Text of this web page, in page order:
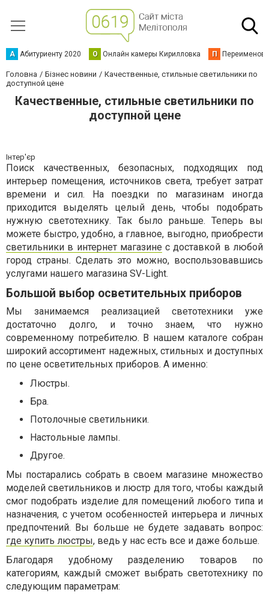
А Абитуриенту 2020 О Онлайн камеры Кирилловка П
Головна Бізнес новини
Качественные, стильные светильники по
доступной цене
Качественные, стильные светильники по
доступной цене
Інтер'єр
Поиск качественных, безопасных, подходящих под
интерьер помещения, источников света, требует затрат
времени и сил. На поездки по магазинам иногда
приходится выделять целый день, чтобы подобрать
нужную светотехнику. Так было раньше. Теперь вы
можете быстро, удобно, а главное, выгодно, приобрести
светильники в интернет магазине с доставкой в любой
город страны. Сделать это можно, воспользовавшись
услугами нашего магазина SV-Light.
Большой выбор осветительных приборов
Мы занимаемся реализацией светотехники уже
достаточно долго, и точно знаем, что нужно
современному потребителю. В нашем каталоге собран
широкий ассортимент надежных, стильных и доступных
по цене осветительных приборов. А именно:
Люстры.
Бра.
Потолочные светильники.
Настольные лампы.
Другое.
Мы постарались собрать в своем магазине множество
моделей светильников и люстр для того, чтобы каждый
смог подобрать изделие для помещений любого типа и
назначения, с учетом особенностей интерьера и личных
предпочтений. Вы больше не будете задавать вопрос:
где купить люстры, ведь у нас есть все и даже больше.
Благодаря удобному разделению товаров по
категориям, каждый сможет выбрать светотехнику по
следующим параметрам: